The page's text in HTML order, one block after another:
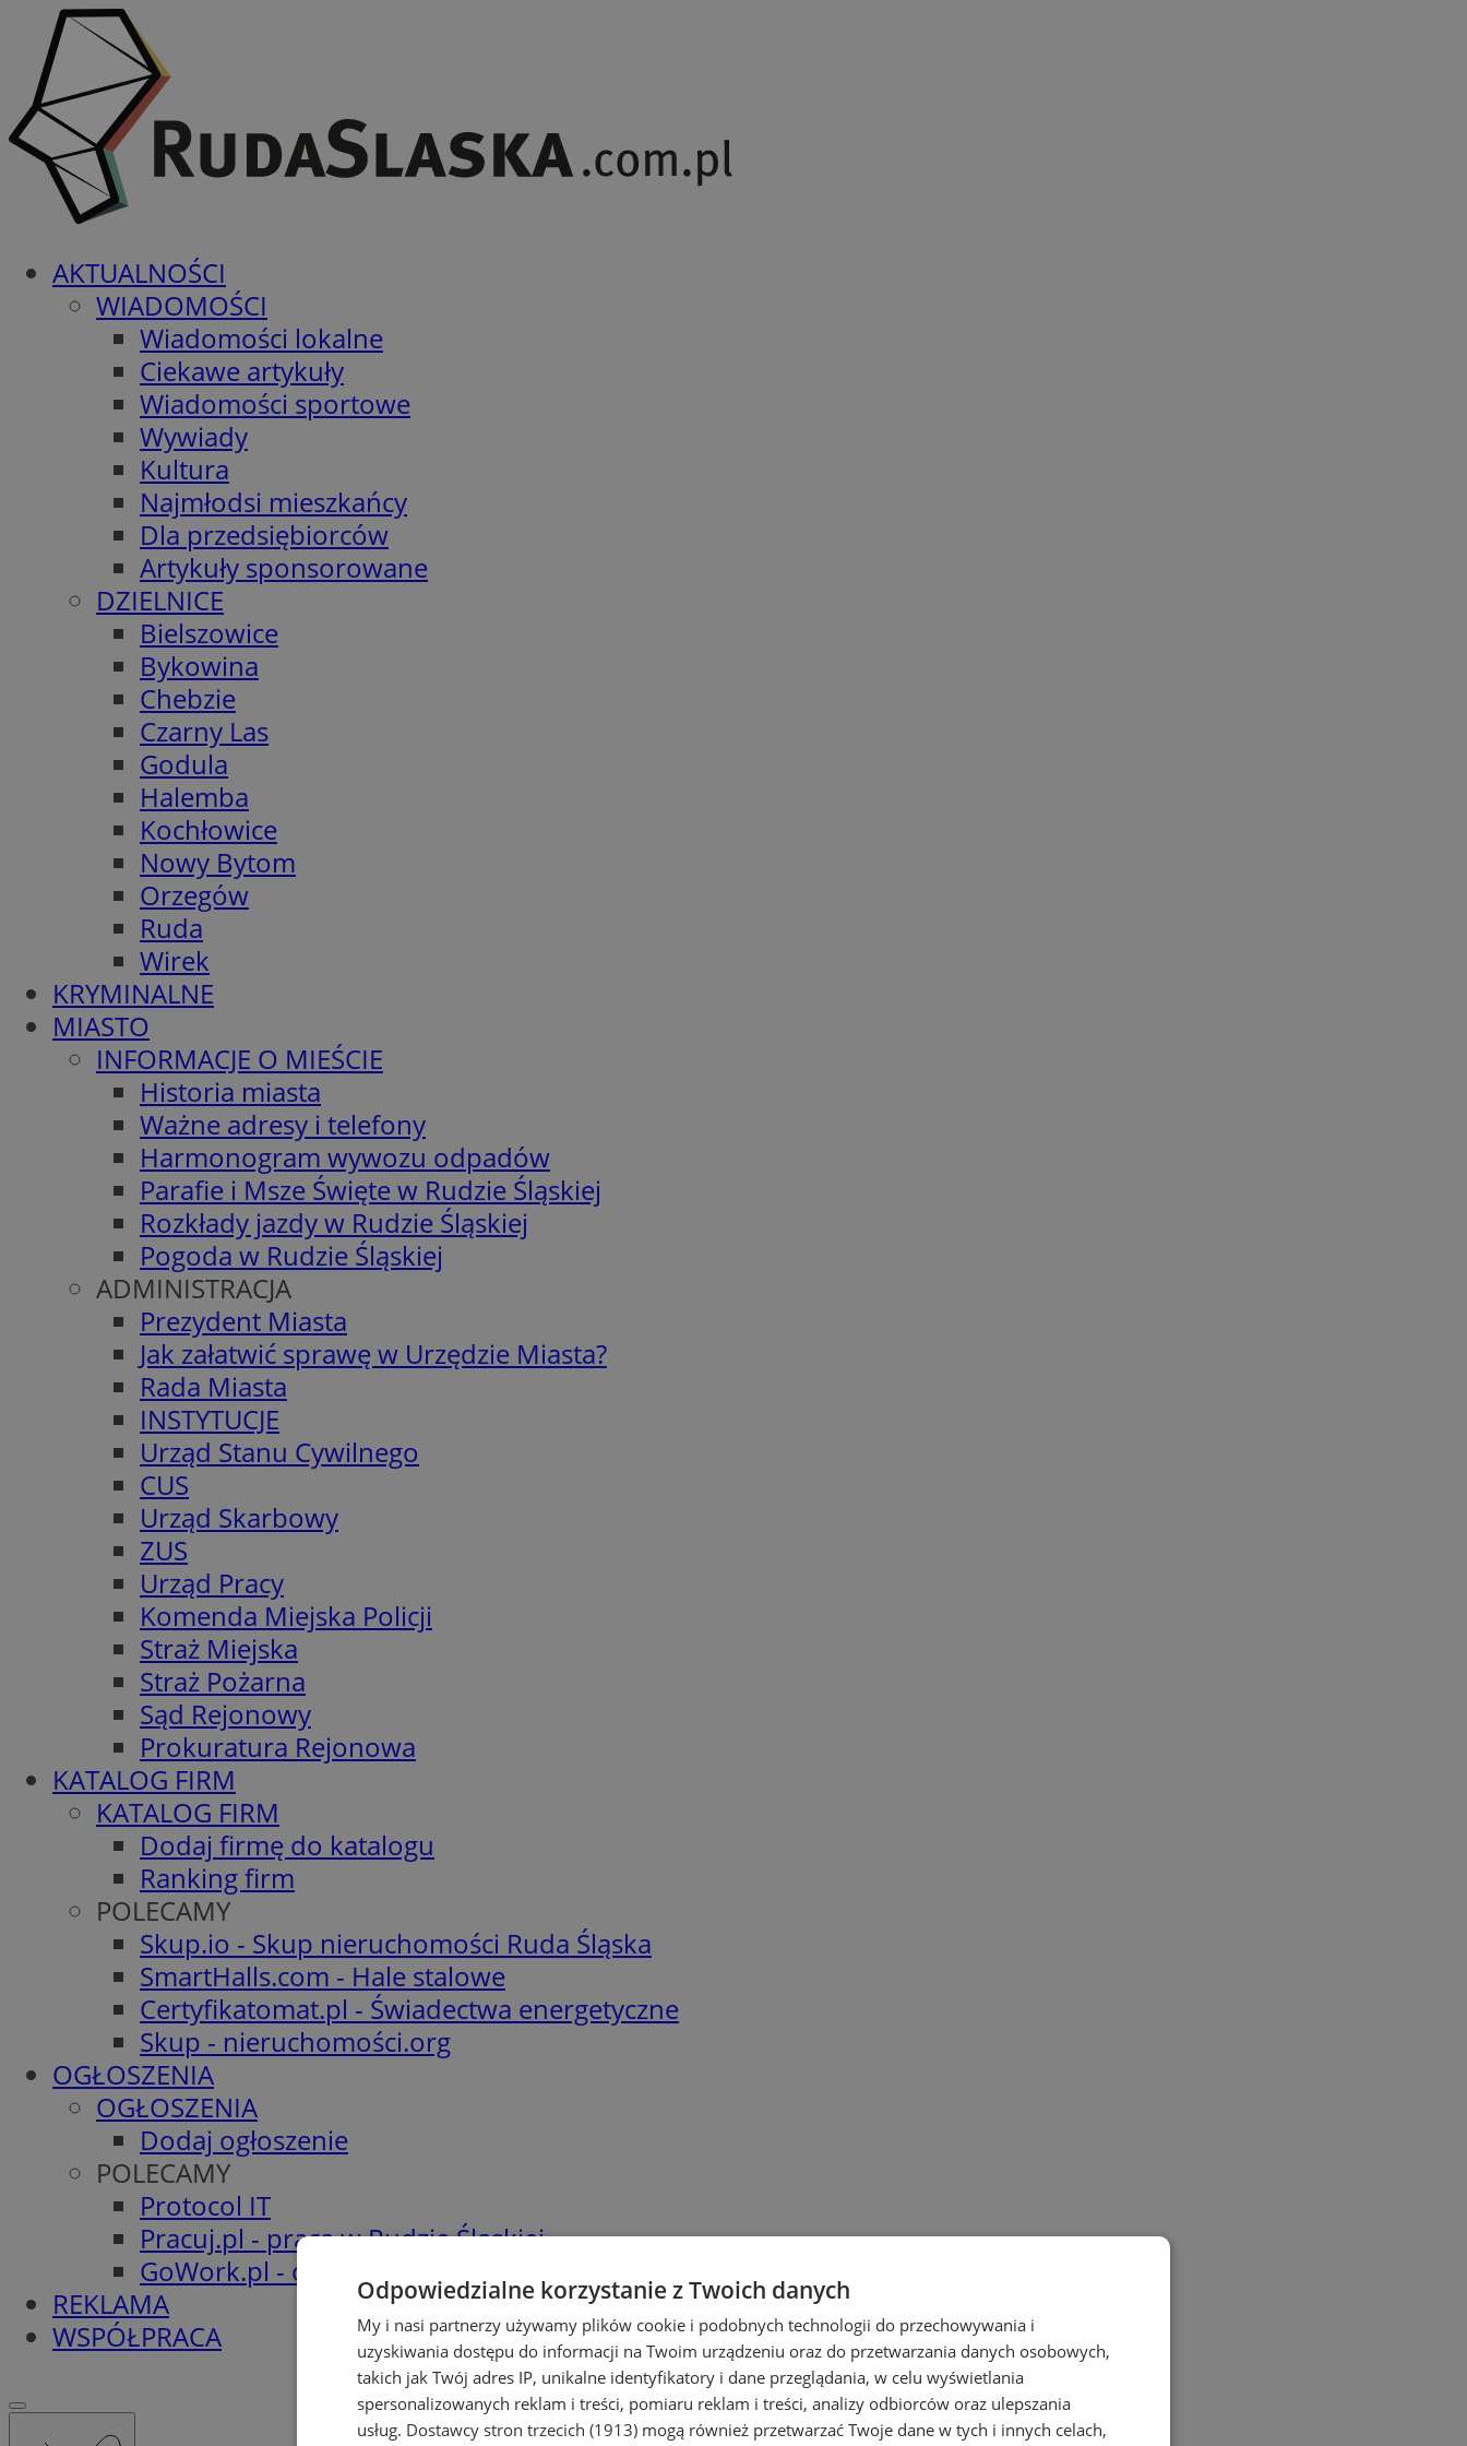
AKTUALNOŚCI
WIADOMOŚCI
Wiadomości lokalne
Ciekawe artykuły
Wiadomości sportowe
Wywiady
Kultura
Najmłodsi mieszkańcy
Dla przedsiębiorców
Artykuły sponsorowane
DZIELNICE
Bielszowice
Bykowina
Chebzie
Czarny Las
Godula
Halemba
Kochłowice
Nowy Bytom
Orzegów
Ruda
Wirek
KRYMINALNE
MIASTO
INFORMACJE O MIEŚCIE
Historia miasta
Ważne adresy i telefony
Harmonogram wywozu odpadów
Parafie i Msze Święte w Rudzie Śląskiej
Rozkłady jazdy w Rudzie Śląskiej
Pogoda w Rudzie Śląskiej
ADMINISTRACJA
Prezydent Miasta
Jak załatwić sprawę w Urzędzie Miasta?
Rada Miasta
INSTYTUCJE
Urząd Stanu Cywilnego
CUS
Urząd Skarbowy
ZUS
Urząd Pracy
Komenda Miejska Policji
Straż Miejska
Straż Pożarna
Sąd Rejonowy
Prokuratura Rejonowa
KATALOG FIRM
KATALOG FIRM
Dodaj firmę do katalogu
Ranking firm
POLECAMY
Skup.io - Skup nieruchomości Ruda Śląska
SmartHalls.com - Hale stalowe
Certyfikatomat.pl - Świadectwa energetyczne
Skup - nieruchomości.org
OGŁOSZENIA
OGŁOSZENIA
Dodaj ogłoszenie
POLECAMY
Protocol IT
Pracuj.pl - praca w Rudzie Śląskiej
GoWork.pl - oferty pracy
REKLAMA
WSPÓŁPRACA
Odpowiedzialne korzystanie z Twoich danych
My i nasi partnerzy używamy plików cookie i podobnych technologii do przechowywania i
uzyskiwania dostępu do informacji na Twoim urządzeniu oraz do przetwarzania danych osobowych,
takich jak Twój adres IP, unikalne identyfikatory i dane przeglądania, w celu wyświetlania
spersonalizowanych reklam i treści, pomiaru reklam i treści, analizy odbiorców oraz ulepszania
usług. Dostawcy stron trzecich (1913) mogą również przetwarzać Twoje dane w tych i innych celach,